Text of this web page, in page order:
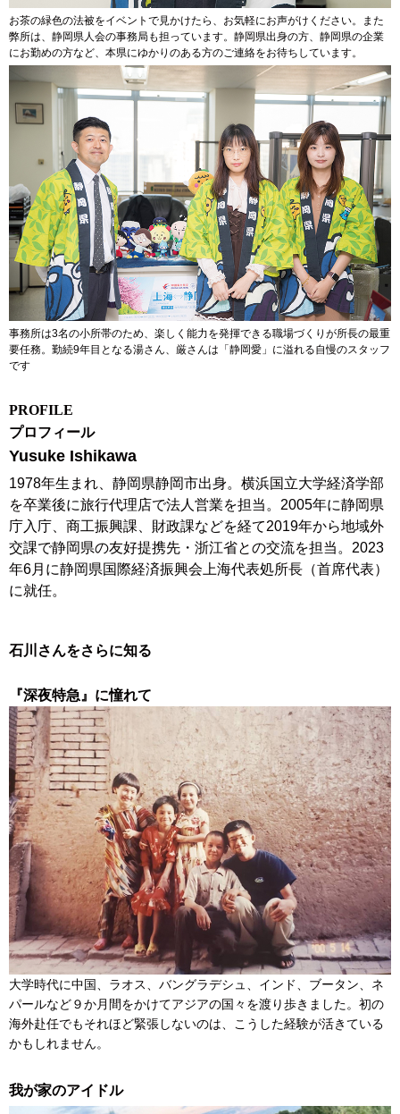
お茶の緑色の法被をイベントで見かけたら、お気軽にお声がけください。また
弊所は、静岡県人会の事務局も担っています。静岡県出身の方、静岡県の企業
にお勤めの方など、本県にゆかりのある方のご連絡をお待ちしています。
事務所は3名の小所帯のため、楽しく能力を発揮できる職場づくりが所長の最重
要任務。勤続9年目となる湯さん、厳さんは「静岡愛」に溢れる自慢のスタッフ
です
PROFILE
プロフィール
Yusuke Ishikawa
1978年生まれ、静岡県静岡市出身。横浜国立大学経済学部
を卒業後に旅行代理店で法人営業を担当。2005年に静岡県
庁入庁、商工振興課、財政課などを経て2019年から地域外
交課で静岡県の友好提携先・浙江省との交流を担当。2023
年6月に静岡県国際経済振興会上海代表処所長（首席代表）
に就任。
石川さんをさらに知る
『深夜特急』に憧れて
大学時代に中国、ラオス、バングラデシュ、インド、ブータン、ネ
パールなど９か月間をかけてアジアの国々を渡り歩きました。初の
海外赴任でもそれほど緊張しないのは、こうした経験が活きている
かもしれません。
我が家のアイドル